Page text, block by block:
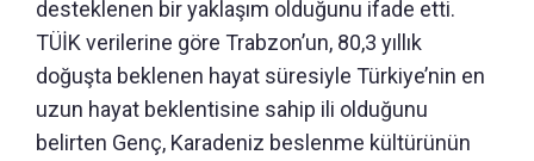
desteklenen bir yaklaşım olduğunu ifade etti.
TÜİK verilerine göre Trabzon’un, 80,3 yıllık
doğuşta beklenen hayat süresiyle Türkiye’nin en
uzun hayat beklentisine sahip ili olduğunu
belirten Genç, Karadeniz beslenme kültürünün